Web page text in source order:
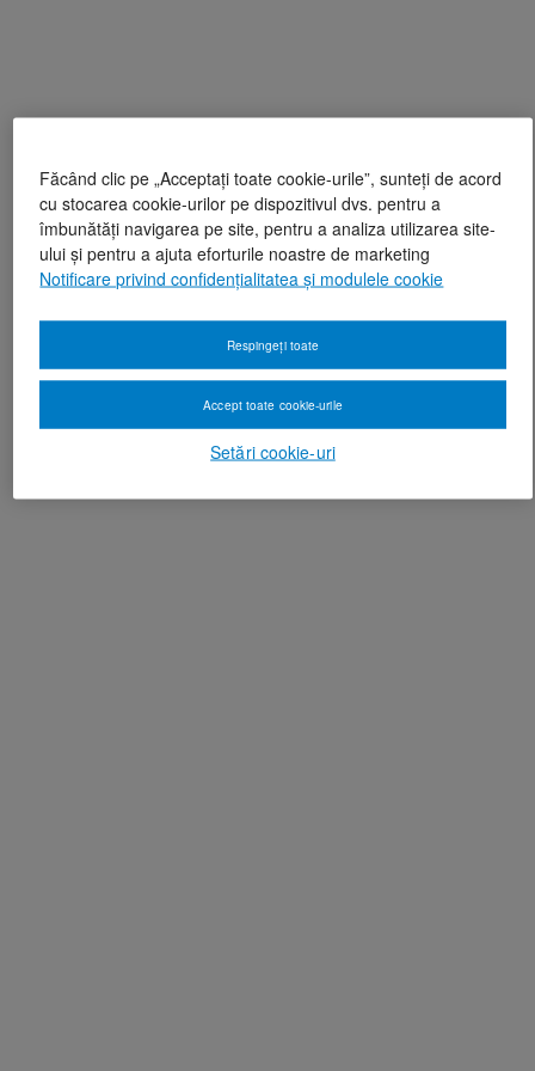
Făcând clic pe „Acceptați toate cookie-urile”, sunteți de acord
cu stocarea cookie-urilor pe dispozitivul dvs. pentru a
îmbunătăți navigarea pe site, pentru a analiza utilizarea site-
ului și pentru a ajuta eforturile noastre de marketing
Notificare privind confidențialitatea și modulele cookie
Setări cookie-uri
Respingeți toate
Accept toate cookie-urile